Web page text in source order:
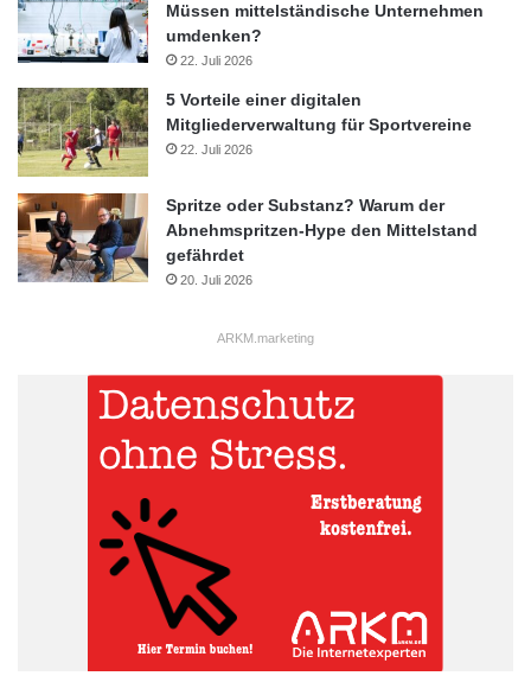
Müssen mittelständische Unternehmen
umdenken?
22. Juli 2026
5 Vorteile einer digitalen
Mitgliederverwaltung für Sportvereine
22. Juli 2026
Spritze oder Substanz? Warum der
Abnehmspritzen-Hype den Mittelstand
gefährdet
20. Juli 2026
ARKM.marketing